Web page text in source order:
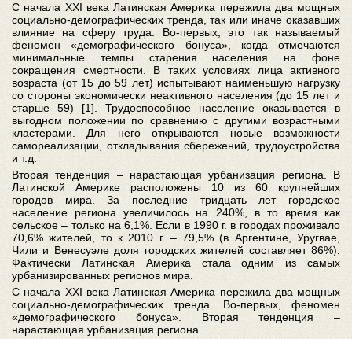
С начала XXI века Латинская Америка пережила два мощных
социально-демографических тренда, так или иначе оказавших
влияние на сферу труда. Во-первых, это так называемый
феномен «демографического бонуса», когда отмечаются
минимальные темпы старения населения на фоне
сокращения смертности. В таких условиях лица активного
возраста (от 15 до 59 лет) испытывают наименьшую нагрузку
со стороны экономически неактивного населения (до 15 лет и
старше 59) [1]. Трудоспособное население оказывается в
выгодном положении по сравнению с другими возрастными
кластерами. Для него открываются новые возможности
самореализации, откладывания сбережений, трудоустройства
и т.д.
Вторая тенденция – нарастающая урбанизация региона. В
Латинской Америке расположены 10 из 60 крупнейших
городов мира. За последние тридцать лет городское
население региона увеличилось на 240%, в то время как
сельское – только на 6,1%. Если в 1990 г. в городах проживало
70,6% жителей, то к 2010 г. – 79,5% (в Аргентине, Уругвае,
Чили и Венесуэле доля городских жителей составляет 86%).
Фактически Латинская Америка стала одним из самых
урбанизированных регионов мира.
С начала XXI века Латинская Америка пережила два мощных
социально-демографических тренда. Во-первых, феномен
«демографического бонуса». Вторая тенденция –
нарастающая урбанизация региона.